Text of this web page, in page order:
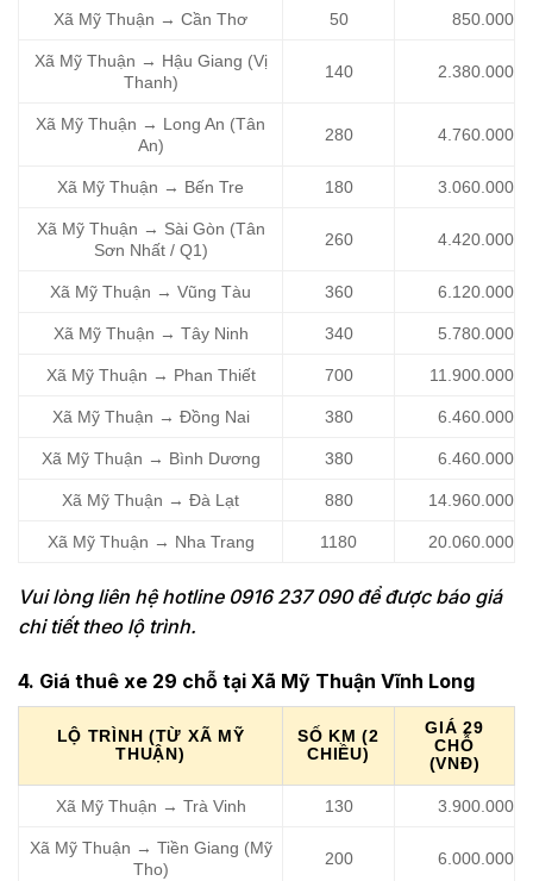
Xã Mỹ Thuận → Cần Thơ 50 850.000
Xã Mỹ Thuận → Hậu Giang (Vị
Thanh)
140 2.380.000
Xã Mỹ Thuận → Long An (Tân
An)
280 4.760.000
Xã Mỹ Thuận → Bến Tre 180 3.060.000
Xã Mỹ Thuận → Sài Gòn (Tân
Sơn Nhất / Q1)
260 4.420.000
Xã Mỹ Thuận → Vũng Tàu 360 6.120.000
Xã Mỹ Thuận → Tây Ninh 340 5.780.000
Xã Mỹ Thuận → Phan Thiết 700 11.900.000
Xã Mỹ Thuận → Đồng Nai 380 6.460.000
Xã Mỹ Thuận → Bình Dương 380 6.460.000
Xã Mỹ Thuận → Đà Lạt 880 14.960.000
Xã Mỹ Thuận → Nha Trang 1180 20.060.000
Vui lòng liên hệ hotline 0916 237 090 để được báo giá
chi tiết theo lộ trình.
4. Giá thuê xe 29 chỗ tại Xã Mỹ Thuận Vĩnh Long
LỘ TRÌNH (TỪ XÃ MỸ
THUẬN)
SỐ KM (2
CHIỀU)
GIÁ 29
CHỖ
(VNĐ)
Xã Mỹ Thuận → Trà Vinh 130 3.900.000
Xã Mỹ Thuận → Tiền Giang (Mỹ
Tho)
200 6.000.000